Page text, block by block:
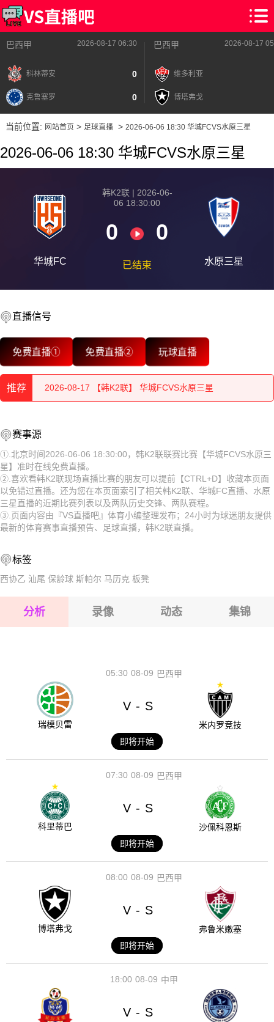
巴西甲 2026-08-17 06:30
科林蒂安 0
克鲁塞罗 0
巴西甲 2026-08-17
维多利亚
博塔弗戈
当前位置: 网站首页> 足球直播> 2026-06-06 18:30 华城FCVS水原三星
2026-06-06 18:30 华城FCVS水原三星
华城FC
韩K2联 | 2026-06-
06 18:30:00
0 0
已结束 水原三星
直播信号
免费直播① 免费直播② 玩球直播
推荐
2026-08-17 【韩K2联】 华城FCVS水原三星
2026-08-17 【韩K2联】 华城FCVS水原三星
2026-08-17 【韩K2联】 华城FCVS水原三星
2026-08-17 【韩K2联】 华城FCVS水原三星
2026-08-17 【韩K2联】 华城FCVS水原三星
2026-08-17 【韩K2联】 华城FCVS水原三星
2026-08-17 【韩K2联】 华城FCVS水原三星
2026-08-17 【韩K2联】 华城FCVS水原三星
2026-08-17 【韩K2联】 华城FCVS水原三星
2026-08-17 【韩K2联】 华城FCVS水原三星
2026-08-17 【韩K2联】 华城FCVS水原三星
赛事源
①.北京时间2026-06-06 18:30:00，韩K2联联赛比赛【华城FCVS水原三
星】准时在线免费直播。
②.喜欢看韩K2联现场直播比赛的朋友可以提前【CTRL+D】收藏本页面
以免错过直播。还为您在本页面索引了相关韩K2联、华城FC直播、水原
三星直播的近期比赛列表以及两队历史交锋、两队赛程。
③.页面内容由『VS直播吧』体育小编整理发布；24小时为球迷朋友提供
最新的体育赛事直播预告、足球直播，韩K2联直播。
标签
西协乙 汕尾 保龄球 斯帕尔 马历克 板凳
分析 录像 动态 集锦
08-09
05:30 巴西甲
瑞模贝雷
V - S
米内罗竞技
即将开始
08-09
07:30 巴西甲
科里蒂巴
V - S
沙佩科恩斯
即将开始
08-09
08:00 巴西甲
博塔弗戈
V - S
弗鲁米嫩塞
即将开始
08-09
18:00 中甲
V - S